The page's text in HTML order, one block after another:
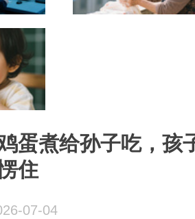
蛋煮给孙子吃，孩
住
07-04